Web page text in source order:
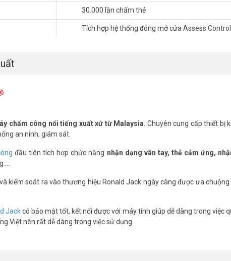
TFT600
thẻ cảm ứng.
& Tiếng Việt.
TFT 600 công suất cao chất lượng tốt nhất hiện nay.
năng
công ty, nhà máy.
30.000 lần chấm thẻ
Tích hợp hệ thống đóng mở cửa Assess Control
chấm công nổi tiếng xuất xứ từ Malaysia . Chuyên cung cấp thiết bị
an ninh, giám sát.
đầu tiên tích hợp chức năng nhận dạng vân tay, thẻ cảm ứng,
kiểm soát ra vào thương hiệu Ronald Jack ngày càng được ưa
Jackcó bảo mật tốt, kết nối được với máy tính giúp dễ dàng trong việc
Việt nên rất dễ dàng trong việc sử dụng.